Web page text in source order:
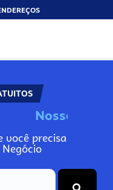
Nosso
você precisa